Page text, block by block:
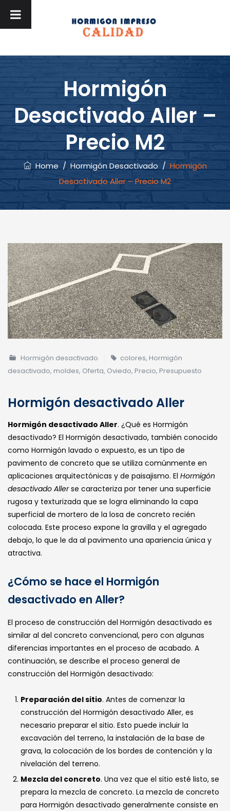
Hormigón
Desactivado Aller –
Precio M2
Home / Hormigón Desactivado / Hormigón
Desactivado Aller – Precio M2
Hormigón desactivado colores, Hormigón
desactivado, moldes, Oferta, Oviedo, Precio, Presupuesto
Hormigón desactivado Aller
Hormigón desactivado Aller. ¿Qué es Hormigón
desactivado? El Hormigón desactivado, también conocido
como Hormigón lavado o expuesto, es un tipo de
pavimento de concreto que se utiliza comúnmente en
aplicaciones arquitectónicas y de paisajismo. El Hormigón
desactivado Allerse caracteriza por tener una superficie
rugosa y texturizada que se logra eliminando la capa
superficial de mortero de la losa de concreto recién
colocada. Este proceso expone la gravilla y el agregado
debajo, lo que le da al pavimento una apariencia única y
atractiva.
¿Cómo se hace el Hormigón
desactivado en Aller?
El proceso de construcción del Hormigón desactivado es
similar al del concreto convencional, pero con algunas
diferencias importantes en el proceso de acabado. A
continuación, se describe el proceso general de
construcción del Hormigón desactivado:
Preparación del sitio. Antes de comenzar la
construcción del Hormigón desactivado Aller, es
necesario preparar el sitio. Esto puede incluir la
excavación del terreno, la instalación de la base de
grava, la colocación de los bordes de contención y la
nivelación del terreno.
Mezcla del concreto. Una vez que el sitio esté listo, se
prepara la mezcla de concreto. La mezcla de concreto
para Hormigón desactivado generalmente consiste en